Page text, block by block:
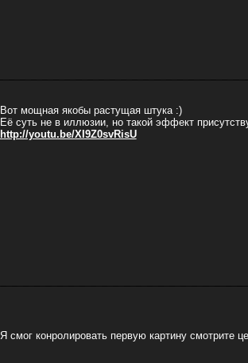
Вот мощная якобы растущая штука :)
Её суть не в иллюзии, но такой эффект
http://youtu.be/XI9Z0svRisU
Я смог конролировать первую картину смотрите